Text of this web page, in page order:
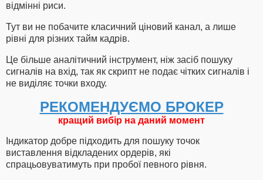
відмінні риси.
Тут ви не побачите класичний ціновий канал, а лише
рівні для різних тайм кадрів.
Це більше аналітичний інструмент, ніж засіб пошуку
сигналів на вхід, так як скрипт не подає чітких сигналів і
не виділяє точки входу.
РЕКОМЕНДУЄМО БРОКЕР
кращий вибір на даний момент
Індикатор добре підходить для пошуку точок
виставлення відкладених ордерів, які
спрацьовуватимуть при пробої певного рівня.